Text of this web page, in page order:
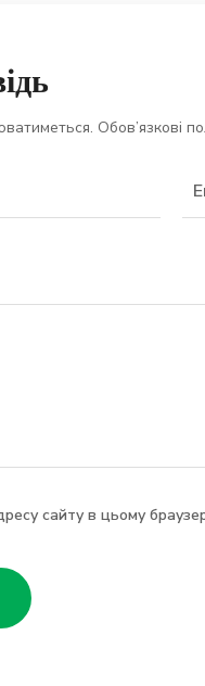
Обов’язкові
сайту в цьому